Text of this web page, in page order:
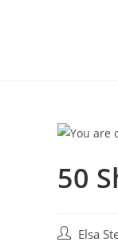
50
Elsa